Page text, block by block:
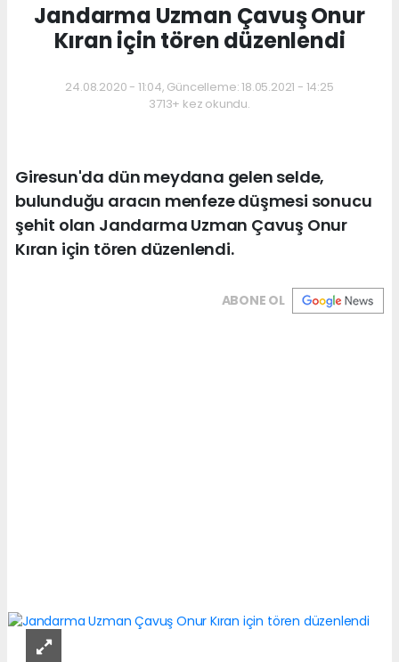
Jandarma Uzman Çavuş Onur
Kıran için tören düzenlendi
24.08.2020 - 11:04, Güncelleme: 18.05.2021 - 14:25
3713+ kez okundu.
Giresun'da dün meydana gelen selde,
bulunduğu aracın menfeze düşmesi sonucu
şehit olan Jandarma Uzman Çavuş Onur
Kıran için tören düzenlendi.
ABONE OL